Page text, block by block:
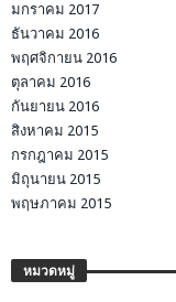
มกราคม 2017
ธันวาคม 2016
พฤศจิกายน 2016
ตุลาคม 2016
กันยายน 2016
สิงหาคม 2015
กรกฎาคม 2015
มิถุนายน 2015
พฤษภาคม 2015
หมวดหมู่